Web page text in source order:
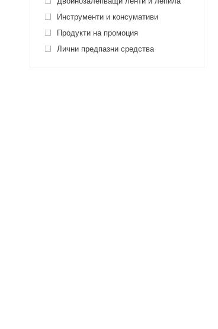
Инструменти и консумативи
Продукти на промоция
Лични предпазни средства